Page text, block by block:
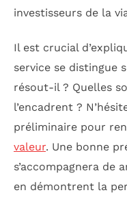
investisseurs de la
Il est crucial
service se distingue
résout-il ? Quelles
l’encadrent ?
préliminaire pour
valeur. Une bonne
s’accompagnera de
en démontrent la